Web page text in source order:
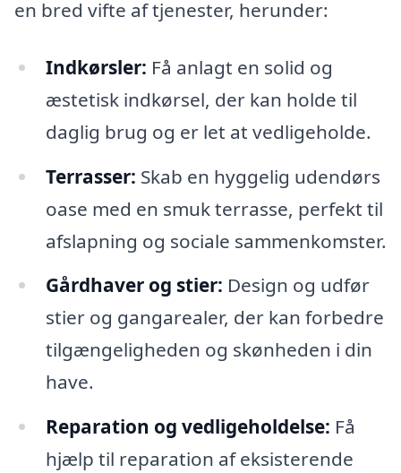
en bred vifte af tjenester, herunder:
Indkørsler: Få anlagt en solid og
æstetisk indkørsel, der kan holde til
daglig brug og er let at vedligeholde.
Terrasser: Skab en hyggelig udendørs
oase med en smuk terrasse, perfekt til
afslapning og sociale sammenkomster.
Gårdhaver og stier: Design og udfør
stier og gangarealer, der kan forbedre
tilgængeligheden og skønheden i din
have.
Reparation og vedligeholdelse: Få
hjælp til reparation af eksisterende